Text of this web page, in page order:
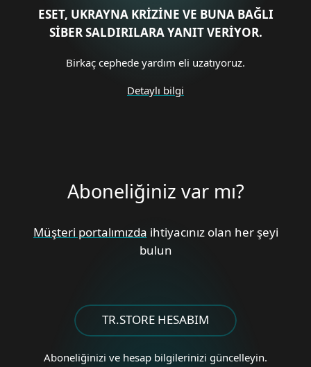
ESET, UKRAYNA KRİZİNE VE BUNA BAĞLI
SİBER SALDIRILARA YANIT VERİYOR.
Birkaç cephede yardım eli uzatıyoruz.
Detaylı bilgi
Aboneliğiniz var mı?
Müşteri portalımızda ihtiyacınız olan her şeyi
bulun
TR.STORE HESABIM
Aboneliğinizi ve hesap bilgilerinizi güncelleyin.